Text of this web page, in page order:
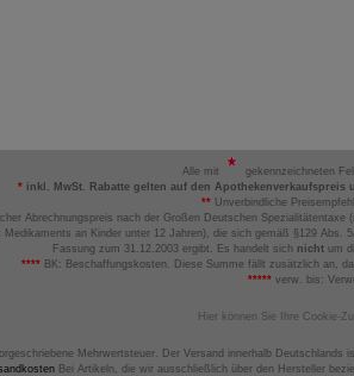
Alle mit
gekennzeichneten
* inkl. MwSt. Rabatte gelten auf den
**Unverbindliche
Abrechnungspreis nach der Großen Deutschen
an Kinder unter 12 Jahren), die sich gemäß §129
Fassung zum 31.12.2003 ergibt. Es handelt sich nicht um
**** BK: Beschaffungskosten. Diese Summe fällt zusätzlich an,
***** verw. bis:
Hier können Sie Ihre Cookie-
Mehrwertsteuer. Der Versand innerhalb
Bei Artikeln, die wir ausschließlich über den Hersteller